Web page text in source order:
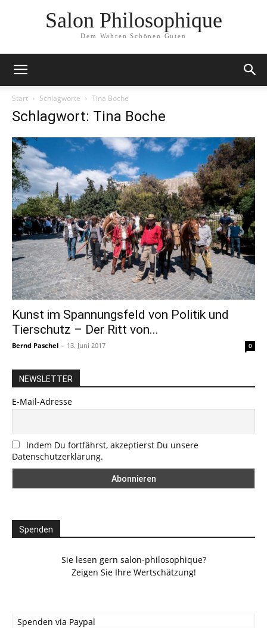
Salon Philosophique
Dem Wahren Schönen Guten
Start Schlagworte Tina Boche
Schlagwort: Tina Boche
Kunst im Spannungsfeld von Politik und
Tierschutz – Der Ritt von...
Bernd Paschel - 13. Juni 2017 0
NEWSLETTER
E-Mail-Adresse
Indem Du fortfährst, akzeptierst Du unsere
Datenschutzerklärung.
Spenden
Sie lesen gern salon-philosophique?
Zeigen Sie Ihre Wertschätzung!
Spenden via Paypal